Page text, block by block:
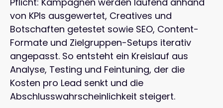
von KPIs ausgewertet, Creatives und
Botschaften getestet sowie SEO, Content-
Formate und Zielgruppen-Setups iterativ
angepasst. So entsteht ein Kreislauf aus
Analyse, Testing und Feintuning, der die
Kosten pro Lead senkt und die
Abschlusswahrscheinlichkeit steigert.